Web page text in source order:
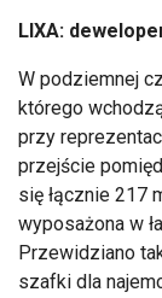
LIXA:
W podziemnej
którego
przy
przejście
się łącznie 217
wyposażona w
Przewidziano
szafki dla